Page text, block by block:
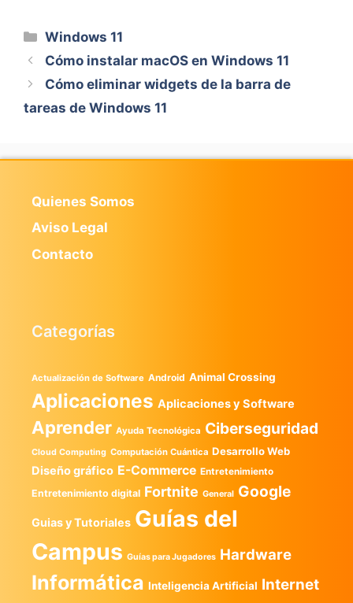
Categorías
Windows 11
Cómo instalar macOS en Windows 11
Cómo eliminar widgets de la barra de
tareas de Windows 11
Quienes Somos
Aviso Legal
Contacto
Categorías
Actualización de Software Android Animal Crossing
Aplicaciones Aplicaciones y Software
Aprender Ayuda Tecnológica Ciberseguridad
Cloud Computing Computación Cuántica Desarrollo Web
Diseño gráfico E-Commerce Entretenimiento
Entretenimiento digital Fortnite General Google
Guias y Tutoriales Guías del
Campus Guías para Jugadores Hardware
Informática Inteligencia Artificial Internet